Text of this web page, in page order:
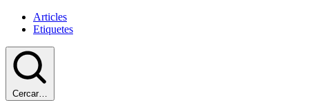
Articles
Etiquetes
Cercar…